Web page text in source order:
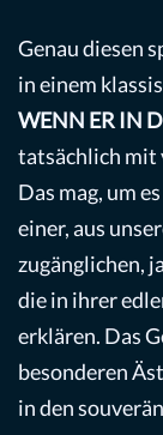
Genau diesen
in einem
WENN ER IN
tatsächlich mit
Das mag, um
einer, aus
zugänglichen,
die in ihrer
erklären. Das
besonderen
in den